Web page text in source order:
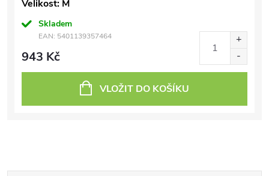
Velikost: M
Skladem
EAN: 5401139357464
943 Kč
VLOŽIT DO KOŠÍKU